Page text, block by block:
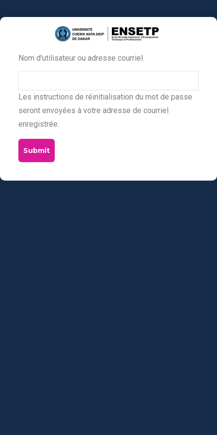
au
Primary
tabs
Nom d'utilisateur ou adresse courriel
Les instructions de réinitialisation du mot de passe
seront envoyées à votre adresse de courriel
enregistrée.